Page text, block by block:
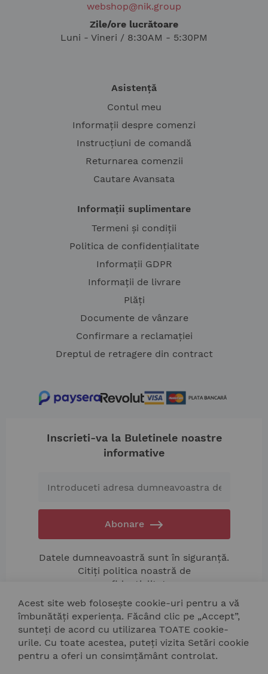
webshop@nik.group
Zile/ore lucrătoare
Luni - Vineri / 8:30AM - 5:30PM
Asistență
Contul meu
Informații despre comenzi
Instrucțiuni de comandă
Returnarea comenzii
Cautare Avansata
Informații suplimentare
Termeni și condiții
Politica de confidențialitate
Informații GDPR
Informații de livrare
Plăți
Documente de vânzare
Confirmare a reclamației
Dreptul de retragere din contract
Inscrieti-va la Buletinele noastre
informative
Abonare
Datele dumneavoastră sunt în siguranță.
Citiți politica noastră de
confidențialitate.
Acest site web folosește cookie-uri pentru a vă
îmbunătăți experiența. Făcând clic pe „Accept”,
sunteți de acord cu utilizarea TOATE cookie-
urile. Cu toate acestea, puteți vizita Setări cookie
pentru a oferi un consimțământ controlat.